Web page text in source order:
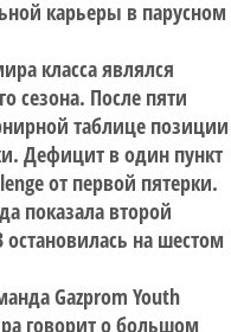
карьеры в парусном
класса являлся
сезона. После пяти
таблице позиции
Дефицит в один пункт
от первой пятерки.
показала второй
остановилась на шестом
Gazprom Youth
говорит о большом